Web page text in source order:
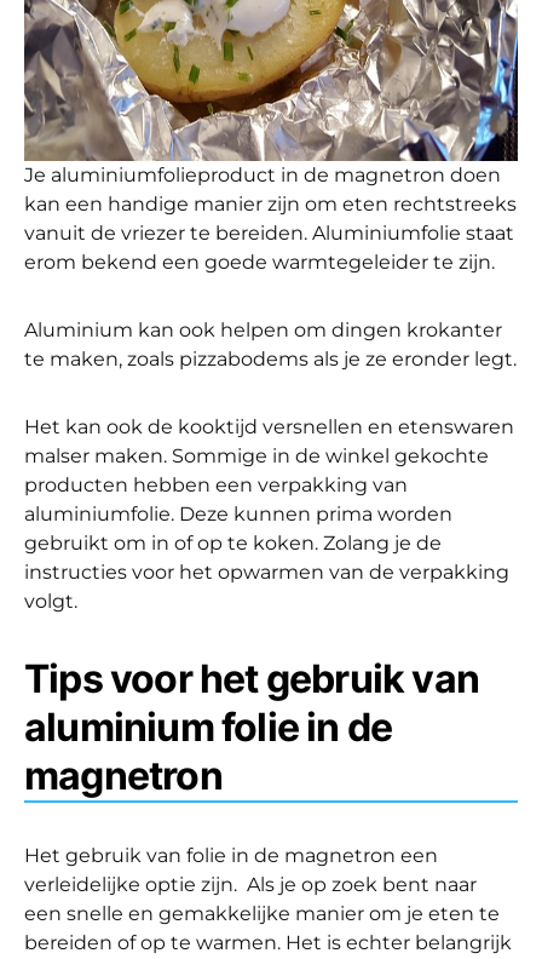
Je aluminiumfolieproduct in de magnetron doen
kan een handige manier zijn om eten rechtstreeks
vanuit de vriezer te bereiden. Aluminiumfolie staat
erom bekend een goede warmtegeleider te zijn.
Aluminium kan ook helpen om dingen krokanter
te maken, zoals pizzabodems als je ze eronder legt.
Het kan ook de kooktijd versnellen en etenswaren
malser maken. Sommige in de winkel gekochte
producten hebben een verpakking van
aluminiumfolie. Deze kunnen prima worden
gebruikt om in of op te koken. Zolang je de
instructies voor het opwarmen van de verpakking
volgt.
Tips voor het gebruik van
aluminium folie in de
magnetron
Het gebruik van folie in de magnetron een
verleidelijke optie zijn. Als je op zoek bent naar
een snelle en gemakkelijke manier om je eten te
bereiden of op te warmen. Het is echter belangrijk